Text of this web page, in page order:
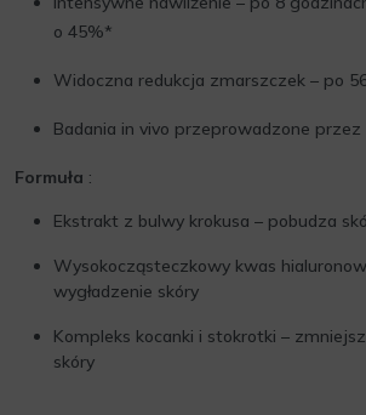
o 45%*
Widoczna redukcja zmarszczek – po
Badania in vivo przeprowadzone
Formuła :
Ekstrakt z bulwy krokusa – pobudza
Wysokocząsteczkowy kwas
wygładzenie skóry
Kompleks kocanki i stokrotki –
skóry